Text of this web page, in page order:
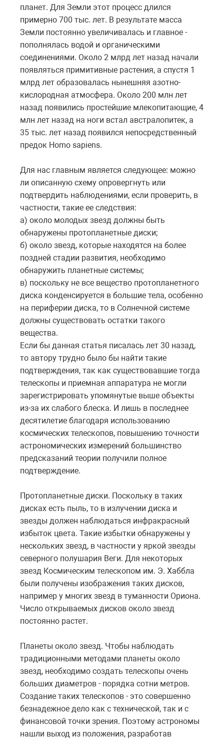
планет. Для Земли этот процесс длился
примерно 700 тыс. лет. В результате масса
Земли постоянно увеличивалась и главное -
пополнялась водой и органическими
соединениями. Около 2 млрд лет назад начали
появляться примитивные растения, а спустя 1
млрд лет образовалась нынешняя азотно-
кислородная атмосфера. Около 200 млн лет
назад появились простейшие млекопитающие, 4
млн лет назад на ноги встал австралопитек, а
35 тыс. лет назад появился непосредственный
предок Homo sapiens.
Для нас главным является следующее: можно
ли описанную схему опровергнуть или
подтвердить наблюдениями, если проверить, в
частности, такие ее следствия:
а) около молодых звезд должны быть
обнаружены протопланетные диски;
б) около звезд, которые находятся на более
поздней стадии развития, необходимо
обнаружить планетные системы;
в) поскольку не все вещество протопланетного
диска конденсируется в большие тела, особенно
на периферии диска, то в Солнечной системе
должны существовать остатки такого
вещества.
Если бы данная статья писалась лет 30 назад,
то автору трудно было бы найти такие
подтверждения, так как существовавшие тогда
телескопы и приемная аппаратура не могли
зарегистрировать упомянутые выше объекты
из-за их слабого блеска. И лишь в последнее
десятилетие благодаря использованию
космических телескопов, повышению точности
астрономических измерений большинство
предсказаний теории получили полное
подтверждение.
Протопланетные диски. Поскольку в таких
дисках есть пыль, то в излучении диска и
звезды должен наблюдаться инфракрасный
избыток цвета. Такие избытки обнаружены у
нескольких звезд, в частности у яркой звезды
северного полушария Веги. Для некоторых
звезд Космическим телескопом им. Э. Хаббла
были получены изображения таких дисков,
например у многих звезд в туманности Ориона.
Число открываемых дисков около звезд
постоянно растет.
Планеты около звезд. Чтобы наблюдать
традиционными методами планеты около
звезд, необходимо создать телескопы очень
больших диаметров - порядка сотни метров.
Создание таких телескопов - это совершенно
безнадежное дело как с технической, так и с
финансовой точки зрения. Поэтому астрономы
нашли выход из положения, разработав